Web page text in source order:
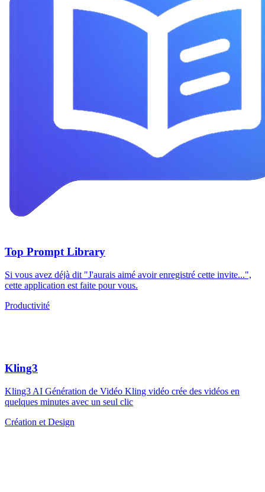
Top Prompt Library
Si vous avez déjà dit "J'aurais aimé avoir enregistré cette invite...",
cette application est faite pour vous.
Productivité
Kling3
Kling3 AI Génération de Vidéo Kling vidéo crée des vidéos en
quelques minutes avec un seul clic
Création et Design